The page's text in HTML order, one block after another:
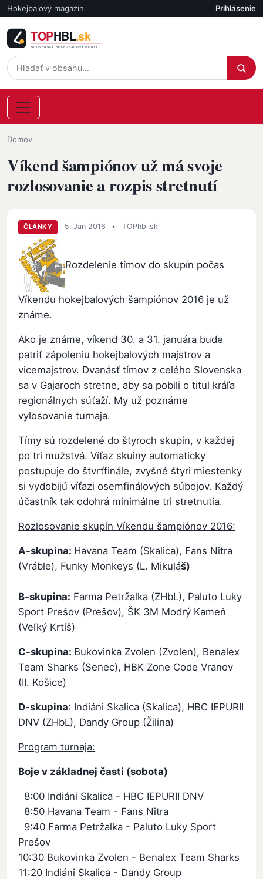
Skočiť na hlavný obsah
Hokejbalový magazín Účet
Prihlásenie
Omrvinka
Domov
Víkend šampiónov už má svoje
rozlosovanie a rozpis stretnutí
ČLÁNKY 5. Jan 2016 • TOPhbl.sk
Rozdelenie tímov do skupín počas
Víkendu hokejbalových šampiónov 2016 je už
známe.
Ako je známe, víkend 30. a 31. januára bude
patriť zápoleniu hokejbalových majstrov a
vicemajstrov. Dvanásť tímov z celého Slovenska
sa v Gajaroch stretne, aby sa pobili o titul kráľa
regionálnych súťaží. My už poznáme
vylosovanie turnaja.
Tímy sú rozdelené do štyroch skupín, v každej
po tri mužstvá. Víťaz skuiny automaticky
postupuje do štvrťfinále, zvyšné štyri miestenky
si vydobijú víťazi osemfinálových súbojov. Každý
účastník tak odohrá minimálne tri stretnutia.
Rozlosovanie skupín Víkendu šampiónov 2016:
A-skupina: Havana Team (Skalica), Fans Nitra
(Vráble), Funky Monkeys (L. Mikuláš)
B-skupina: Farma Petržalka (ZHbL), Paluto Luky
Sport Prešov (Prešov), ŠK 3M Modrý Kameň
(Veľký Krtíš)
C-skupina: Bukovinka Zvolen (Zvolen), Benalex
Team Sharks (Senec), HBK Zone Code Vranov
(II. Košice)
D-skupina: Indiáni Skalica (Skalica), HBC IEPURII
DNV (ZHbL), Dandy Group (Žilina)
Program turnaja:
Boje v základnej časti (sobota)
8:00 Indiáni Skalica - HBC IEPURII DNV
8:50 Havana Team - Fans Nitra
9:40 Farma Petržalka - Paluto Luky Sport
Prešov
10:30 Bukovinka Zvolen - Benalex Team Sharks
11:20 Indiáni Skalica - Dandy Group